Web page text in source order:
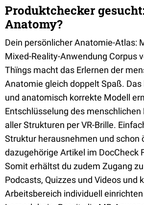
Produktchecker
Anatomy?
Dein persönlicher Anatomie-Atlas:
Mixed-Reality-Anwendung Corpus
Thïngs macht das Erlernen der
Anatomie gleich doppelt Spaß.
und anatomisch korrekte Modell
Entschlüsselung des menschlichen
aller Strukturen per VR-Brille.
Struktur herausnehmen und schon
dazugehörige Artikel im DocCheck
Somiterhältst du zudem Zugang
Podcasts, Quizzes und Videos und
Arbeitsbereich individuell